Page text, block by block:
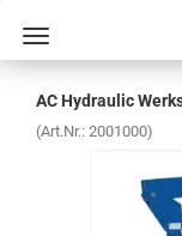
AC Hy­drau­lic
(Art.Nr.: 2001000)